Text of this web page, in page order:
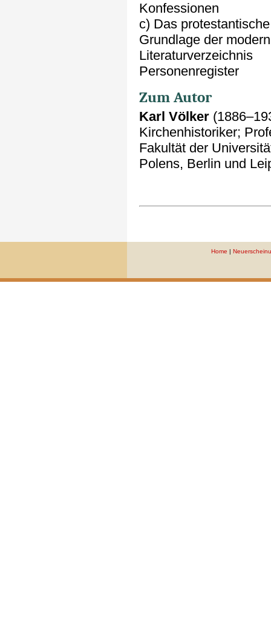
Konfessionen
c) Das
Grundlage der
Literaturverzeichnis
Personenregister
Zum Autor
Karl Völker
Kirchenhistoriker;
Fakultät der
Polens, Berlin und
Home |